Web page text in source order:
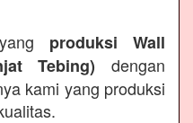
produksi Wall
Tebing) dengan
kami yang produksi